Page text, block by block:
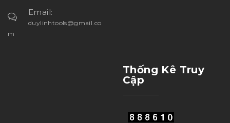
Email:
duylinhtools@gmail.co
m
Thống Kê Truy
Cập